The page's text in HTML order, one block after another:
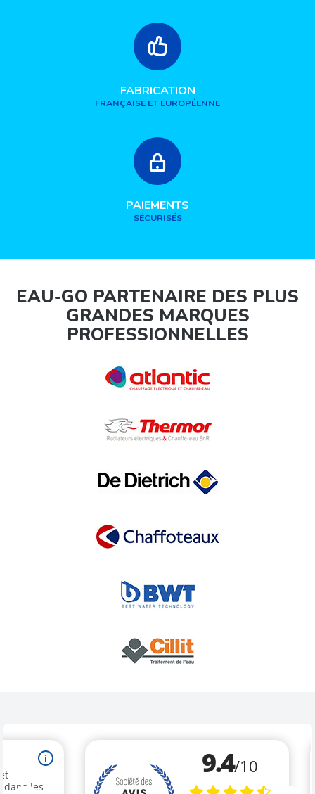
FABRICATION
FRANÇAISE ET EUROPÉENNE
PAIEMENTS
SÉCURISÉS
EAU-GO PARTENAIRE DES PLUS
GRANDES MARQUES
PROFESSIONNELLES